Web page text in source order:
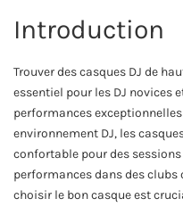
Introduction
Trouver des casques DJ de
essentiel pour les DJ novices
performances
environnement DJ, les
confortable pour des
performances dans des
choisir le bon casque est